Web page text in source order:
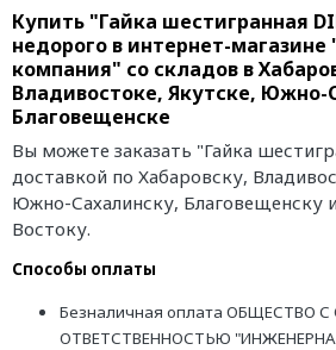
Купить "Гайка шестигранная
недорого в интернет-
компания" со складов в
Владивостоке, Якутске, Южно-
Благовещенске
Вы можете заказать "Гайка
доставкой по Хабаровску,
Южно-Сахалинску, Благовещенску
Востоку.
Способы оплаты
Безналичная оплата ОБЩЕСТВО
ОТВЕТСТВЕННОСТЬЮ